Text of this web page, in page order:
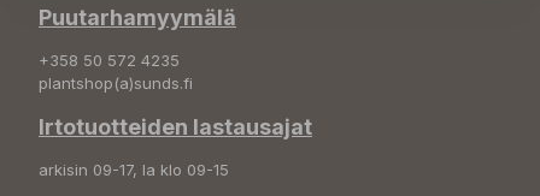
Puutarhamyymälä
+358 50 572 4235
plantshop(a)sunds.fi
Irtotuotteiden lastausajat
arkisin 09-17, la klo 09-15